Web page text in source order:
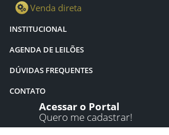
Venda direta
INSTITUCIONAL
AGENDA DE LEILÕES
DÚVIDAS FREQUENTES
CONTATO
Acessar o Portal
Quero me cadastrar!